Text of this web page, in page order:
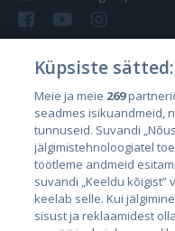
Страны
Эстония
Латвия
Литва
Küpsiste sätted:
Meie ja meie 269
seadmes isikuandmeid,
tunnuseid. Suvandi
jälgimistehnoloogiatel
töötleme andmeid
suvandi „Keeldu
keelab selle. Kui
sisust ja reklaamidest